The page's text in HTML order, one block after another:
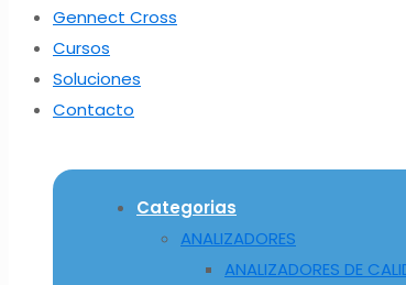
Gennect Cross
Cursos
Soluciones
Contacto
Categorias
ANALIZADORES
ANALIZADORES DE